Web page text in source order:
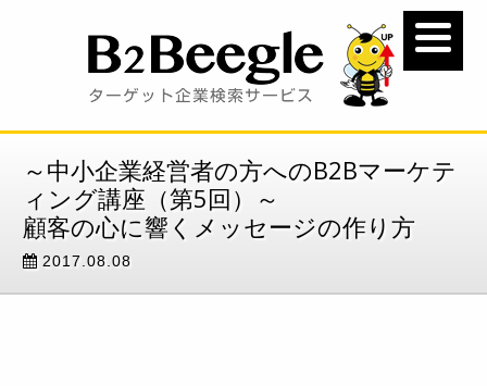
～中小企業経営者の方へのB2Bマーケテ
ィング講座（第5回）～
顧客の心に響くメッセージの作り方
2017.08.08